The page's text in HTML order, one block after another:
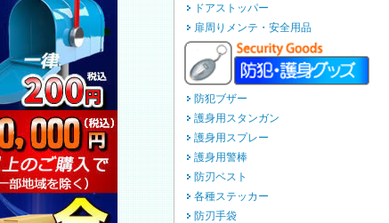
ドアストッパー
扉周りメンテ・安全用品
防犯ブザー
護身用スタンガン
護身用スプレー
護身用警棒
防刃ベスト
各種ステッカー
防刃手袋